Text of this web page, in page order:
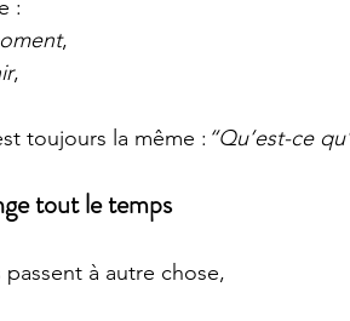
:
,
,
toujours la même : “Qu’est-ce
tout le temps
à autre chose,